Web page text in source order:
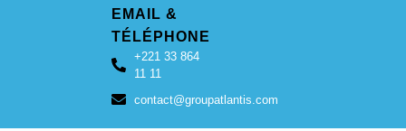
EMAIL &
TÉLÉPHONE
+221 33 864
11 11
contact@groupatlantis.com